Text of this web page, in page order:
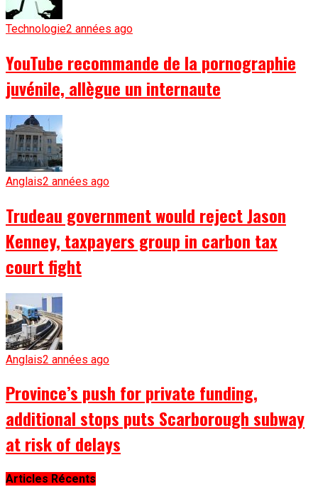
Technologie2 années ago
YouTube recommande de la pornographie
juvénile, allègue un internaute
Anglais2 années ago
Trudeau government would reject Jason
Kenney, taxpayers group in carbon tax
court fight
Anglais2 années ago
Province’s push for private funding,
additional stops puts Scarborough subway
at risk of delays
Articles Récents